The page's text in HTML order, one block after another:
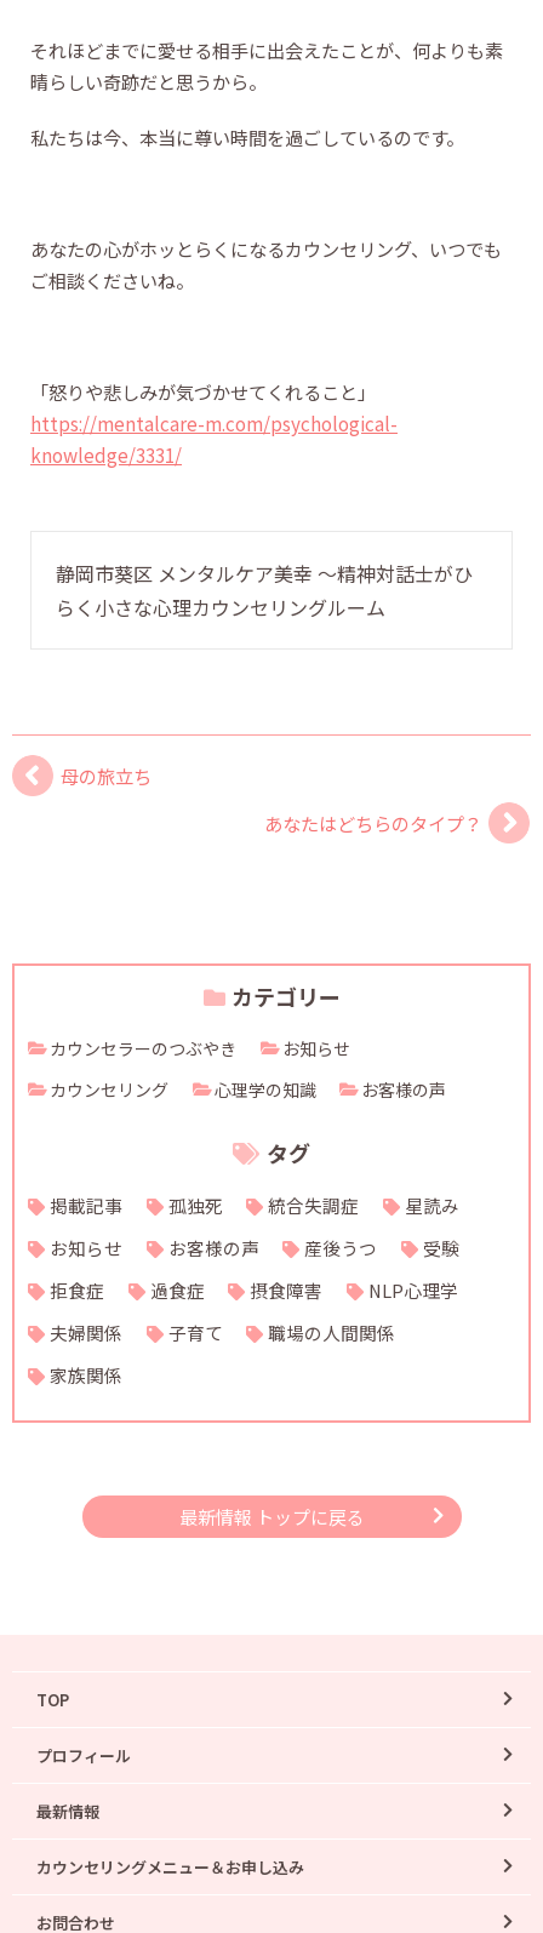
それほどまでに愛せる相手に出会えたことが、何よりも素
晴らしい奇跡だと思うから。
私たちは今、本当に尊い時間を過ごしているのです。
あなたの心がホッとらくになるカウンセリング、いつでも
ご相談くださいね。
「怒りや悲しみが気づかせてくれること」
https://mentalcare-m.com/psychological-
knowledge/3331/
静岡市葵区 メンタルケア美幸 〜精神対話士がひ
らく小さな心理カウンセリングルーム
母の旅立ち
あなたはどちらのタイプ？
カテゴリー
カウンセラーのつぶやき
お知らせ
カウンセリング
心理学の知識 お客様の声
タグ
掲載記事 孤独死 統合失調症
星読み
お知らせ
お客様の声 産後うつ
受験
拒食症
過食症 摂食障害
NLP心理学
夫婦関係
子育て
職場の人間関係
家族関係
最新情報 トップに戻る
TOP
プロフィール
最新情報
カウンセリングメニュー＆お申し込み
お問合わせ